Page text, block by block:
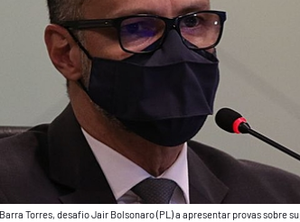
Torres, desafio Jair Bolsonaro (PL) a apresentar provas sobre